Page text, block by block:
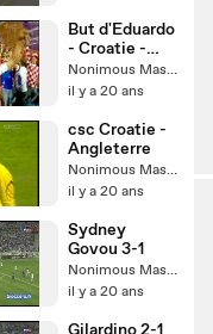
But d'Eduardo
- Croatie -
Angleterre
Nonimous Master
il y a 20 ans
csc Croatie -
Angleterre
Nonimous Master
il y a 20 ans
Sydney
Govou 3-1
Nonimous Master
il y a 20 ans